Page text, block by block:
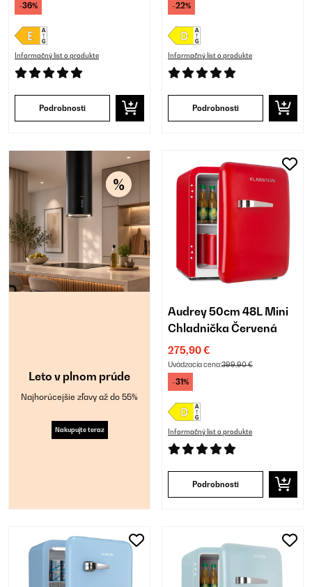
-36%
Informačný list o produkte
Podrobnosti
-22%
Informačný list o produkte
Podrobnosti
Leto v plnom prúde
Najhorúcejšie zľavy až do 55%
Nakupujte teraz
Audrey 50cm 48L Mini
Chladnička Červená
275,90 €
Uvádzacia cena:399,90 €
-31%
Informačný list o produkte
Podrobnosti